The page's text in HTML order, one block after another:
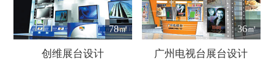
78㎡
创维展台设计
36㎡
广州电视台展台设计